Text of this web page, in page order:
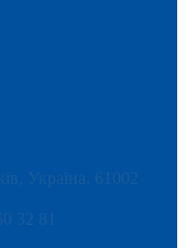
Україна, 61002
32 81